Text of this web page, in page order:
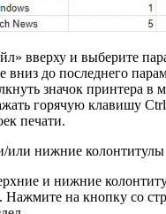
вверху и выберите
вниз до последнего
значок принтера в
горячую клавишу
печати.
или нижние колонтитулы
и нижние
Нажмите на кнопку со